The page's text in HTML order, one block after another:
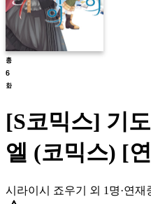
[S코믹스] 기
엘 (코믹스) [
시라이시 죠우기 외 1명·연재